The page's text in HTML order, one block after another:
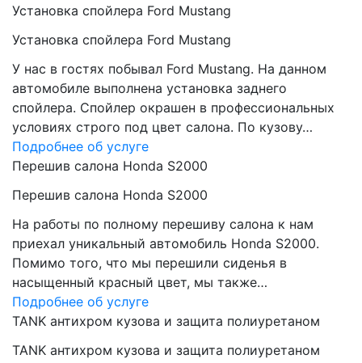
Установка спойлера Ford Mustang
Установка спойлера Ford Mustang
У нас в гостях побывал Ford Mustang. На данном
автомобиле выполнена установка заднего
спойлера. Спойлер окрашен в профессиональных
условиях строго под цвет салона. По кузову…
Подробнее об услуге
Перешив салона Honda S2000
Перешив салона Honda S2000
На работы по полному перешиву салона к нам
приехал уникальный автомобиль Honda S2000.
Помимо того, что мы перешили сиденья в
насыщенный красный цвет, мы также…
Подробнее об услуге
TANK антихром кузова и защита полиуретаном
TANK антихром кузова и защита полиуретаном